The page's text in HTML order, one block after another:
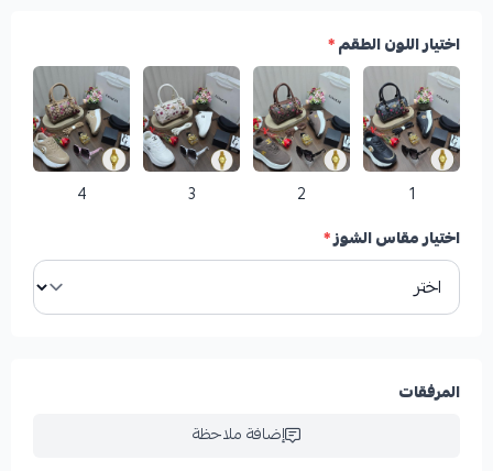
اختيار اللون الطقم*
1
2
3
4
اختيار مقاس الشوز*
المرفقات
إضافة ملاحظة